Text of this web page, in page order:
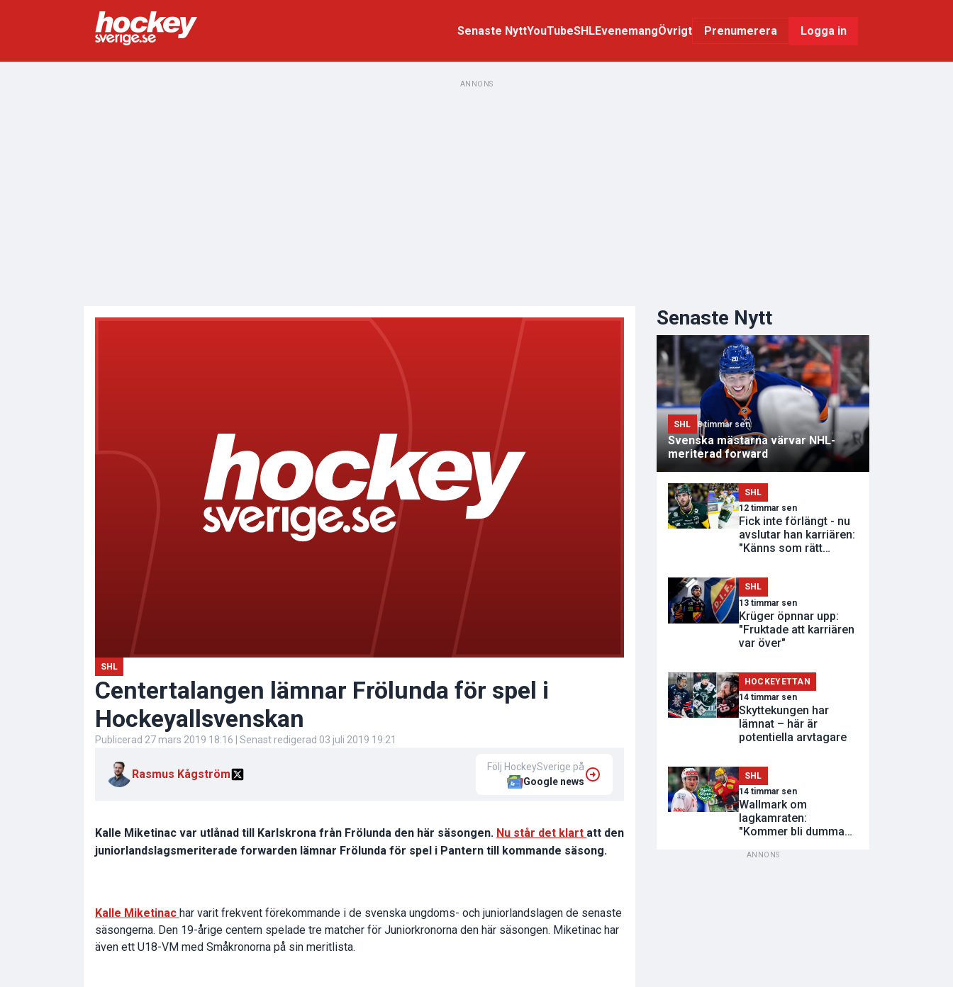
Senaste NyttYouTubeSHLEvenemangÖvrigt Prenumerera Logga in
ANNONS
SHL
Centertalangen lämnar Frölunda för spel i
Hockeyallsvenskan
Publicerad 27 mars 2019 18:16 | Senast redigerad 03 juli 2019 19:21
Rasmus Kågström
Följ HockeySverige på
Google news
Kalle Miketinac var utlånad till Karlskrona från Frölunda den här säsongen. Nu står det klart att den
juniorlandslagsmeriterade forwarden lämnar Frölunda för spel i Pantern till kommande säsong.
Kalle Miketinac har varit frekvent förekommande i de svenska ungdoms- och juniorlandslagen de senaste
säsongerna. Den 19-årige centern spelade tre matcher för Juniorkronorna den här säsongen. Miketinac har
även ett U18-VM med Småkronorna på sin meritlista.
Senaste Nytt
SHL 8 timmar sen
Svenska mästarna värvar NHL-
meriterad forward
SHL
12 timmar sen
Fick inte förlängt - nu
avslutar han karriären:
"Känns som rätt
SHL
13 timmar sen
Krüger öpnnar upp:
"Fruktade att karriären
var över"
HOCKEYETTAN
14 timmar sen
Skyttekungen har
lämnat – här är
potentiella arvtagare
SHL
14 timmar sen
Wallmark om
lagkamraten:
"Kommer bli dumma
ANNONS